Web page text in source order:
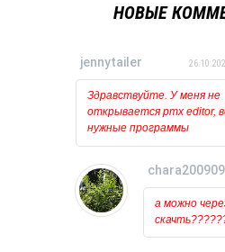
НОВЫЕ
jennytailer
Здравствуйте. У меня не
открывается pmx editor,
нужные программы
установлены и
то ничего вообще не
происходит, лишь на
какое то время мигает
загрузка. Может у кого
нибудь была такая
chara200909
а можно